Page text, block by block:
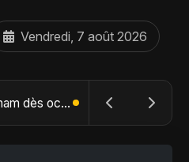
Vendredi, 7 août 2026
The Batman : Part II – Robert Pattinson replonge dans les ténèbres de Gotham dès octobre 2027